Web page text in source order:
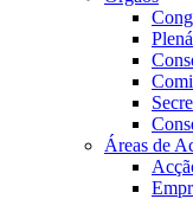
Áreas de